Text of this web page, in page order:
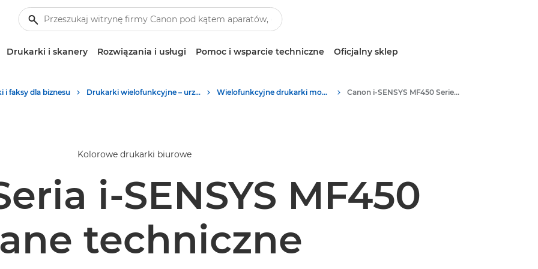
Drukarki i skanery Rozwiązania i usługi Pomoc i wsparcie techniczne Oficjalny sklep
i faksy dla biznesu Drukarki wielofunkcyjne – urządzenia wielofunkcyjne Wielofunkcyjne drukarki monochromatyczne Canon i-SENSYS MF450 Series - Multifunction Printers
Kolorowe drukarki biurowe
i-SENSYS MF450
techniczne